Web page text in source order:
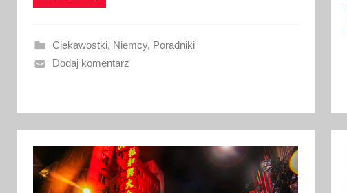
o
a
n
0
u
t
Ciekawostki, Niemcy, Poradniki
Dodaj komentarz